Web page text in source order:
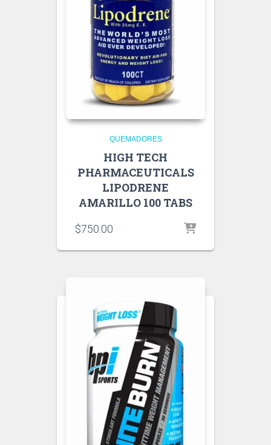
QUEMADORES
HIGH TECH
PHARMACEUTICALS
LIPODRENE
AMARILLO 100 TABS
$750.00